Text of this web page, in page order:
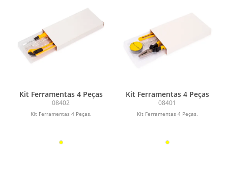
Kit Ferramentas 4 Peças
08402
Kit Ferramentas 4 Peças.
Kit Ferramentas 4 Peças
08401
Kit Ferramentas 4 Peças.